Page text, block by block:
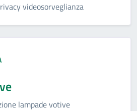
videosorveglianza
lampade votive